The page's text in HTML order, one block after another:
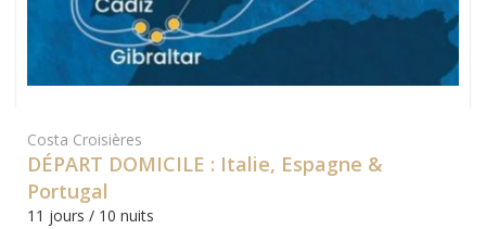
Costa Croisières
DÉPART DOMICILE : Italie, Espagne &
Portugal
11 jours / 10 nuits